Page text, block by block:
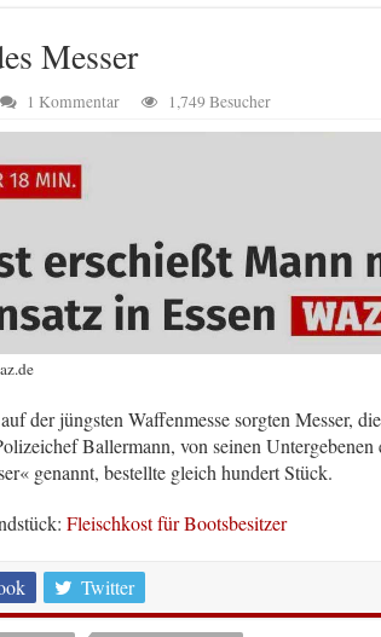
Messer
1 Kommentar 1,749 Besucher
der jüngsten Waffenmesse sorgten Messer,
Ballermann, von seinen
genannt, bestellte gleich hundert Stück.
Fleischkost für Bootsbesitzer
Twitter